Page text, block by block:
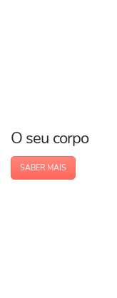
O seu corpo
SABER MAIS